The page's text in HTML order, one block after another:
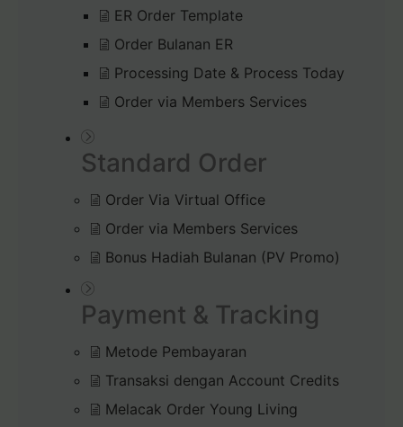
ER Order Template
Order Bulanan ER
Processing Date & Process Today
Order via Members Services
Standard Order
Order Via Virtual Office
Order via Members Services
Bonus Hadiah Bulanan (PV Promo)
Payment & Tracking
Metode Pembayaran
Transaksi dengan Account Credits
Melacak Order Young Living